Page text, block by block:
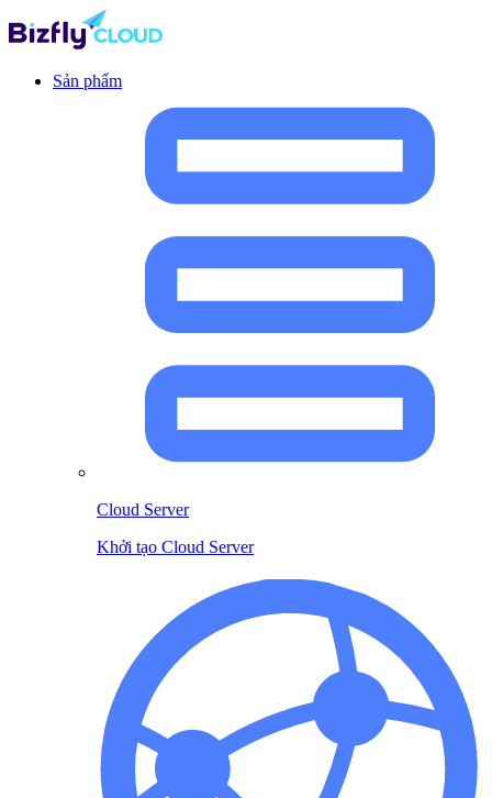
Sản phẩm
Cloud Server
Khởi tạo Cloud Server